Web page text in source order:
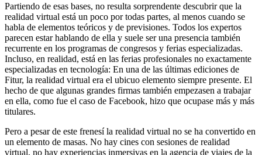
Partiendo de esas bases, no resulta sorprendente descubrir que la
realidad virtual está un poco por todas partes, al menos cuando se
habla de elementos teóricos y de previsiones. Todos los expertos
parecen estar hablando de ella y suele ser una presencia también
recurrente en los programas de congresos y ferias especializadas.
Incluso, en realidad, está en las ferias profesionales no exactamente
especializadas en tecnología: En una de las últimas ediciones de
Fitur, la realidad virtual era el ubicuo elemento siempre presente. El
hecho de que algunas grandes firmas también empezasen a trabajar
en ella, como fue el caso de Facebook, hizo que ocupase más y más
titulares.
Pero a pesar de este frenesí la realidad virtual no se ha convertido en
un elemento de masas. No hay cines con sesiones de realidad
virtual, no hay experiencias inmersivas en la agencia de viajes de la